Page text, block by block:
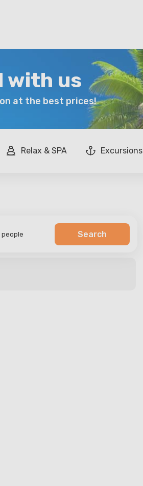
with us
at the best prices!
Relax & SPA Excursions
people Search